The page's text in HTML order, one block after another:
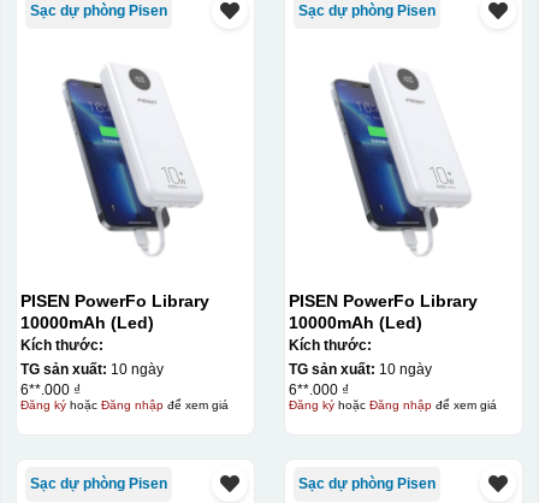
Sạc dự phòng Pisen
PISEN PowerFo Library
10000mAh (Led)
Kích thước:
TG sản xuất: 10 ngày
6**.000 ₫
Đăng kýhoặc Đăng nhậpđể xem giá
Sạc dự phòng Pisen
PISEN PowerFo Library
10000mAh (Led)
Kích thước:
TG sản xuất: 10 ngày
6**.000 ₫
Đăng kýhoặc Đăng nhậpđể xem giá
Sạc dự phòng Pisen Sạc dự phòng Pisen